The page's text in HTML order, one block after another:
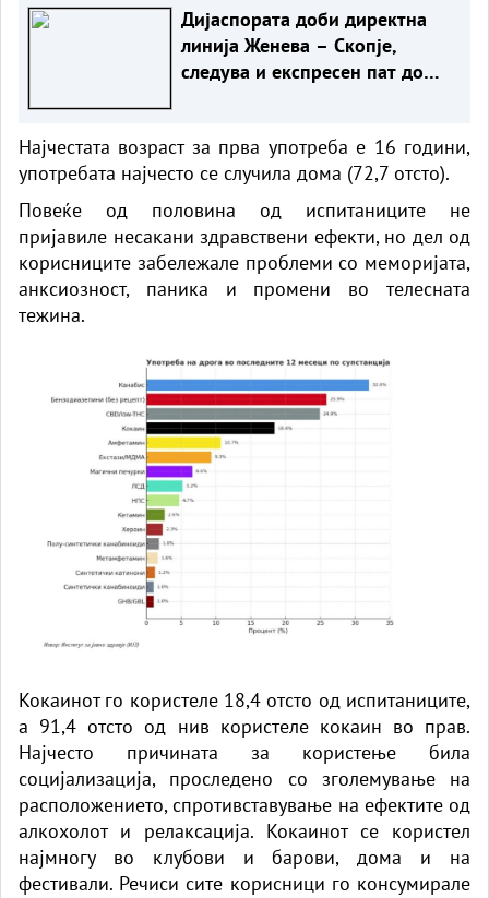
Дијаспората доби директна
линија Женева – Скопје,
следува и експресен пат до
Најчестата возраст за прва употреба е 16 години,
употребата најчесто се случила дома (72,7 отсто).
Повеќе од половина од испитаниците не
пријавиле несакани здравствени ефекти, но дел од
корисниците забележале проблеми со меморијата,
анксиозност, паника и промени во телесната
тежина.
Кокаинот го користеле 18,4 отсто од испитаниците,
а 91,4 отсто од нив користеле кокаин во прав.
Најчесто причината за користење била
социјализација, проследено со зголемување на
расположението, спротивставување на ефектите од
алкохолот и релаксација. Кокаинот се користел
најмногу во клубови и барови, дома и на
фестивали. Речиси сите корисници го консумирале